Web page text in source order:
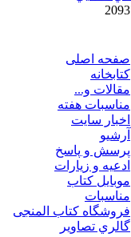
صفحه اصلی
کتابخانه
مقالات و...
مناسبات هفته
اخبار سايت
آرشيو
پرسش و پاسخ
ادعيه و زيارات
موبايل کتاب
مناسبات
فروشگاه کتاب المنجی
گالري تصاوير